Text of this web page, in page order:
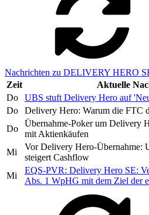
Nachrichten zu DELIVERY HERO
Zeit
Aktuelle
Do
UBS stuft Delivery Hero auf
Do
Delivery Hero: Warum die FTC
Do
Übernahme-Poker um Delivery
mit Aktienkäufen
Mi
Vor Delivery Hero-Übernahme:
steigert Cashflow
Mi
EQS-PVR: Delivery Hero SE:
Abs. 1 WpHG mit dem Ziel der